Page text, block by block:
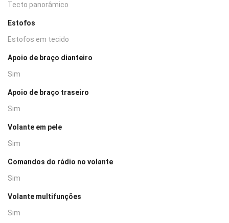
Tecto panorâmico
Estofos
Estofos em tecido
Apoio de braço dianteiro
Sim
Apoio de braço traseiro
Sim
Volante em pele
Sim
Comandos do rádio no volante
Sim
Volante multifunções
Sim